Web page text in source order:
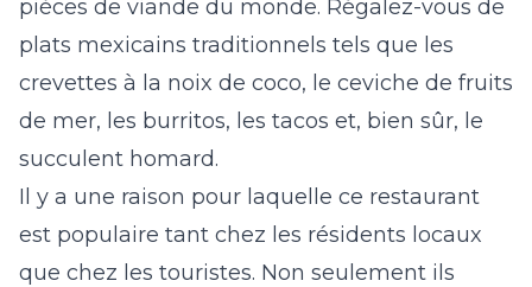
pièces de viande du monde. Régalez-vous de
plats mexicains traditionnels tels que les
crevettes à la noix de coco, le ceviche de fruits
de mer, les burritos, les tacos et, bien sûr, le
succulent homard.
Il y a une raison pour laquelle ce restaurant
est populaire tant chez les résidents locaux
que chez les touristes. Non seulement ils